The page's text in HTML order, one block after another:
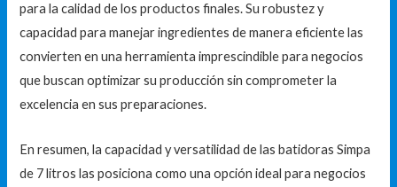
para la calidad de los productos finales. Su robustez y
capacidad para manejar ingredientes de manera eficiente las
convierten en una herramienta imprescindible para negocios
que buscan optimizar su producción sin comprometer la
excelencia en sus preparaciones.
En resumen, la capacidad y versatilidad de las batidoras Simpa
de 7 litros las posiciona como una opción ideal para negocios